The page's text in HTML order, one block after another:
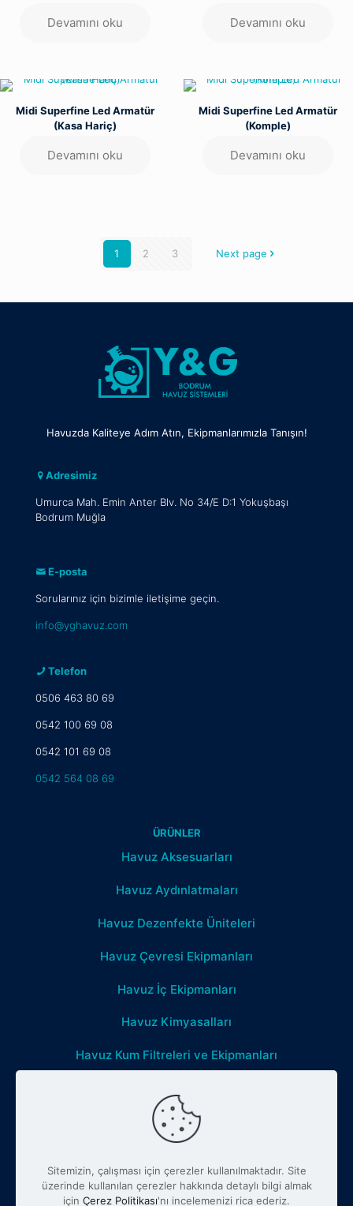
Devamını oku Devamını oku
Midi Superfine Led Armatür
(Kasa Hariç)
Devamını oku
Midi Superfine Led Armatür
(Komple)
Devamını oku
1 2 3 Next page
Havuzda Kaliteye Adım Atın, Ekipmanlarımızla Tanışın!
Adresimiz
Umurca Mah. Emin Anter Blv. No 34/E D:1 Yokuşbaşı
Bodrum Muğla
E-posta
Sorularınız için bizimle iletişime geçin.
info@yghavuz.com
Telefon
0506 463 80 69
0542 100 69 08
0542 101 69 08
0542 564 08 69
ÜRÜNLER
Havuz Aksesuarları
Havuz Aydınlatmaları
Havuz Dezenfekte Üniteleri
Havuz Çevresi Ekipmanları
Havuz İç Ekipmanları
Havuz Kimyasalları
Havuz Kum Filtreleri ve Ekipmanları
Havuz Temizlik Ekipmanları
Sitemizin, çalışması için çerezler kullanılmaktadır. Site
üzerinde kullanılan çerezler hakkında detaylı bilgi almak
için Çerez Politikası'nı incelemenizi rica ederiz.